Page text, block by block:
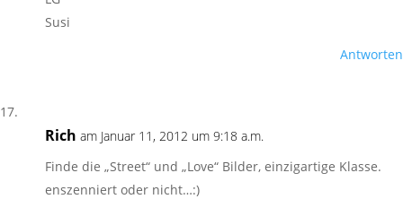
Susi
Antworten
Rich am Januar 11, 2012 um 9:18 a.m.
Finde die „Street“ und „Love“ Bilder, einzigartige Klasse.
enszenniert oder nicht…:)